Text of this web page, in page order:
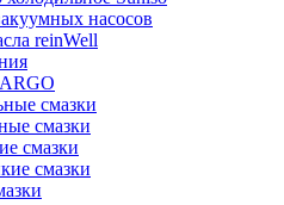
насосов
reinWell
смазки
смазки
смазки
смазки